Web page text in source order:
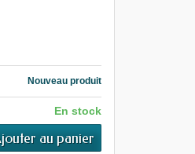
Nouveau produit
En stock
au panier